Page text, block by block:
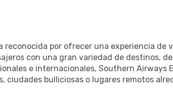
reconocida por ofrecer una experiencia de
con una gran variedad de destinos,
e internacionales, Southern Airways
ciudades bulliciosas o lugares remotos